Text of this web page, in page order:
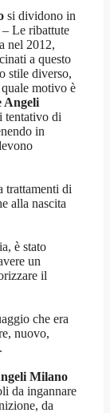
si dividono in
Le ribattute
nel 2012,
a questo
stile diverso,
motivo è
Angeli
tentativo di
in
trattamenti di
alla nascita
è stato
un
il
che era
nuovo,
Milano
da ingannare
da